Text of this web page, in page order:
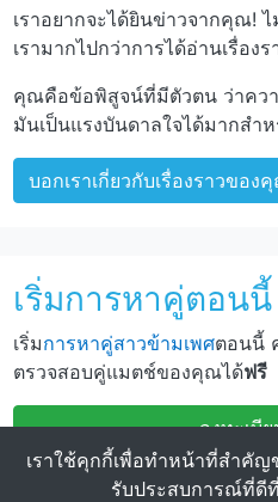
เราอยากจะได้ยินข่าวจากคุณ!
เรามากไปกว่าการได้อ่านเรื่อง
คุณคือข้อพิสูจน์ที่มีตัวตน ว่าคว
มันเป็นแรงบันดาลใจได้มากสำ
บอกเราเกี่ยวกับเรื่องราวของ
เริ่มการหาคู่ตอนนี้
เริ่มการหาคู่สาวข้ามเพศตอนนี้
ตรวจสอบคู่แมตช์ของคุณได้ฟรี
ลงทะเบี
เราใช้คุกกี้เพื่อทำหน้าที่สำคัญ
รับประสบการณ์ที่ดี